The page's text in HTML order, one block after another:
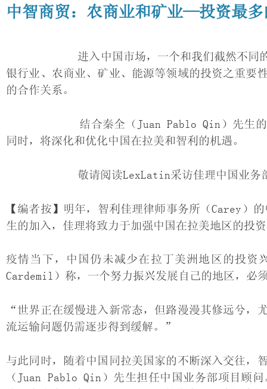
中智商贸：农商业和矿业—投资最多
进入中国市场，一个和我们截然不同的氛围
银行业、农商业、矿业、能源等领域的投资之重要
的合作关系。
结合秦全（Juan Pablo Qin）先生的加入
同时，将深化和优化中国在拉美和智利的机遇。
敬请阅读LexLatin采访佳理中国业务部
【编者按】明年，智利佳理律师事务所（Carey
生的加入，佳理将致力于加强中国在拉美地区的投
疫情当下，中国仍未减少在拉丁美洲地区的投
Cardemil）称，一个努力振兴发展自己的地区，必
“世界正在缓慢进入新常态，但路漫漫其修远兮，
流运输问题仍需逐步得到缓解。”
与此同时，随着中国同拉美国家的不断深入交往，
（Juan Pablo Qin）先生担任中国业务部项目顾